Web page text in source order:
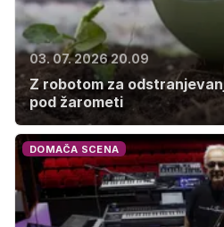
03. 07. 2026 20.09
Z robotom za
pod žarometi
DOMAČA SCENA